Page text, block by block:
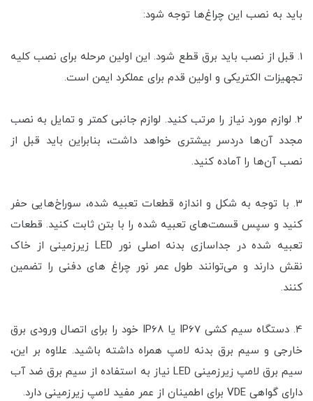
باید به نصب این چراغ‌ها توجه شود:
1. قبل از نصب باید برق قطع شود. این اولین مرحله برای نصب کلیه
تجهیزات الکتریکی و اولین قدم برای عملکرد ایمن است.
2. لوازم مورد نیاز را مرتب کنید. لوازم جانبی کمتر و تمایل به نصب
مجدد آن‌ها دردسر بیشتری خواهد داشت، بنابراین باید قبل از
نصب آن‌ها را آماده کنید.
3. با توجه به شکل و اندازه قطعات تعبیه شده، سوراخ‌هایی حفر
کنید و سپس قسمت‌های تعبیه شده را با بتن ثابت کنید. قطعات
تعبیه شده در جداسازی بدنه اصلی نور LED زیرزمینی از خاک
نقش دارند و می‌توانند طول عمر نور چراغ های دفنی را تضمین
کنند.
4. دستگاه سیم کشی IP67 یا IP68 خود را برای اتصال ورودی برق
خارجی و سیم برق بدنه لامپ همراه داشته باشید. علاوه بر این،
سیم برق لامپ زیرزمینی LED نیاز به استفاده از سیم برق ضد آب
دارای گواهی VDE برای اطمینان از عمر مفید لامپ زیرزمینی دارد.